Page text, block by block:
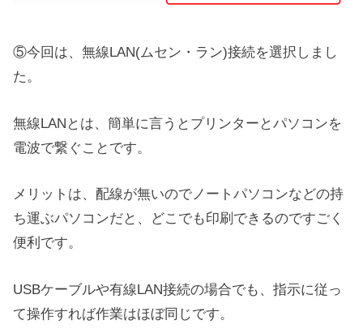
⑤今回は、無線LAN(ムセン・ラン)接続を選択しまし
た。
無線LANとは、簡単に言うとプリンターとパソコンを
電波で繋ぐことです。
メリットは、配線が無いのでノートパソコンなどの持
ち運ぶパソコンだと、どこでも印刷できるのですごく
便利です。
USBケーブルや有線LAN接続の場合でも、指示に従っ
て操作すれば作業はほぼ同じです。